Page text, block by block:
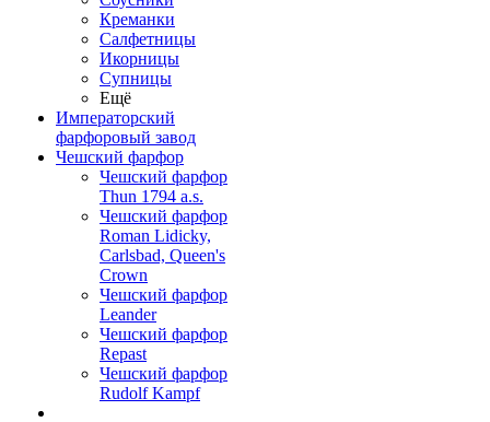
Креманки
Салфетницы
Икорницы
Супницы
Ещё
Императорский
фарфоровый завод
Чешский фарфор
Чешский фарфор
Thun 1794 a.s.
Чешский фарфор
Roman Lidicky,
Carlsbad, Queen's
Crown
Чешский фарфор
Leander
Чешский фарфор
Repast
Чешский фарфор
Rudolf Kampf